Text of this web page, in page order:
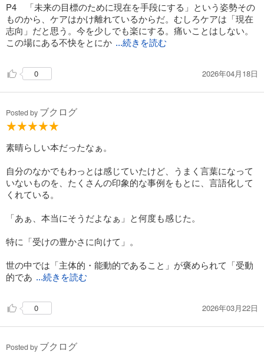
P4 「未来の目標のために現在を手段にする」という姿勢その
ものから、ケアはかけ離れているからだ。むしろケアは「現在
志向」だと思う。今を少しでも楽にする。痛いことはしない。
この場にある不快をとにか ...続きを読む
0 2026年04月18日
Posted by ブクログ
素晴らしい本だったなぁ。
自分のなかでもわっとは感じていたけど、うまく言葉になって
いないものを、たくさんの印象的な事例をもとに、言語化して
くれている。
「あぁ、本当にそうだよなぁ」と何度も感じた。
特に「受けの豊かさに向けて」。
世の中では「主体的・能動的であること」が褒められて「受動
的であ ...続きを読む
0 2026年03月22日
Posted by ブクログ